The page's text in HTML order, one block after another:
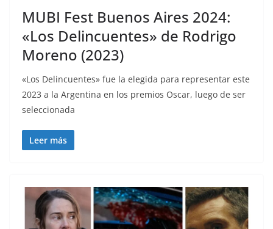
MUBI Fest Buenos Aires 2024:
«Los Delincuentes» de Rodrigo
Moreno (2023)
«Los Delincuentes» fue la elegida para representar este
2023 a la Argentina en los premios Oscar, luego de ser
seleccionada
Leer más